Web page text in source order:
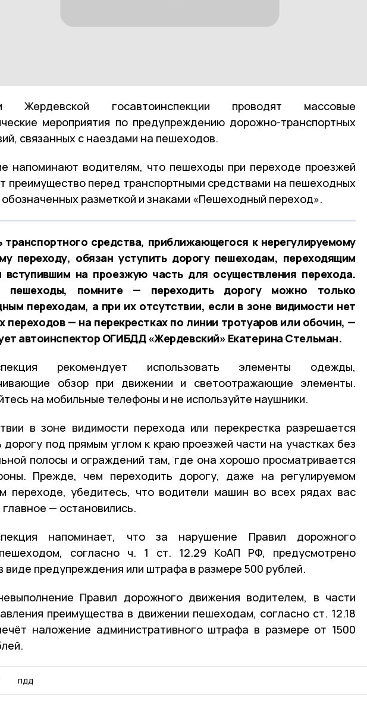
Жердевской госавтоинспекции проводят массовые
мероприятия по предупреждению дорожно-транспортных
связанных с наездами на пешеходов.
напоминают водителям, что пешеходы при переходе проезжей
преимущество перед транспортными средствами на пешеходных
разметкой и знаками «Пешеходный переход».
транспортного средства, приближающегося к нерегулируемому
переходу, обязан уступить дорогу пешеходам, переходящим
вступившим на проезжую часть для осуществления перехода.
пешеходы, помните — переходить дорогу можно только
переходам, а при их отсутствии, если в зоне видимости нет
переходов — на перекрестках по линии тротуаров или обочин, —
автоинспектор ОГИБДД «Жердевский» Екатерина Стельман.
рекомендует использовать элементы одежды,
обзор при движении и светоотражающие элементы.
на мобильные телефоны и не используйте наушники.
в зоне видимости перехода или перекрестка разрешается
дорогу под прямым углом к краю проезжей части на участках без
полосы и ограждений там, где она хорошо просматривается
Прежде, чем переходить дорогу, даже на регулируемом
переходе, убедитесь, что водители машин во всех рядах вас
— остановились.
напоминает, что за нарушение Правил дорожного
согласно ч. 1 ст. 12.29 КоАП РФ, предусмотрено
виде предупреждения или штрафа в размере 500 рублей.
Правил дорожного движения водителем, в части
преимущества в движении пешеходам, согласно ст. 12.18
наложение административного штрафа в размере от 1500
пдд